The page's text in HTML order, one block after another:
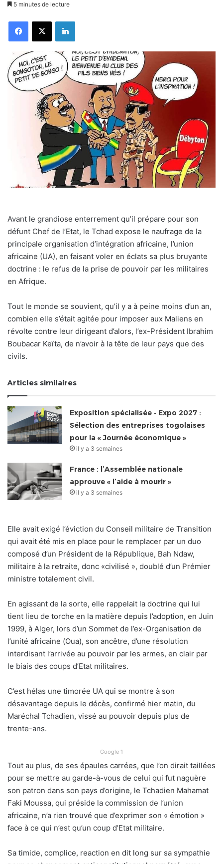
5 minutes de lecture
FacebookX Linkedin
Avant le grandiose enterrement qu’il prépare pour son
défunt Chef de l’Etat, le Tchad expose le naufrage de la
principale organisation d’intégration africaine, l’union
africaine (UA), en faisant voler en éclats sa plus bruyante
doctrine : le refus de la prise de pouvoir par les militaires
en Afrique.
Tout le monde se souvient, qu’il y a à peine moins d’un an,
combien elle s’était agitée pour imposer aux Maliens en
révolte contre leur dirigeant d’alors, l’ex-Président Ibrahim
Boubacar Keïta, de n’avoir à la tête de leur pays que des
civils.
Articles similaires
Exposition spécialisée • Expo 2027 :
Sélection des entreprises togolaises
pour la « Journée économique »
il y a 3 semaines
France : l’Assemblée nationale
approuve « l’aide à mourir »
il y a 3 semaines
Elle avait exigé l’éviction du Conseil militaire de Transition
qui avait été mis en place pour le remplacer par un duo
composé d’un Président de la République, Bah Ndaw,
militaire à la retraite, donc «civilisé », doublé d’un Prémier
ministre totalement civil.
En agissant de la sorte, elle rappelait la doctrine qui lui
tient lieu de torche en la matière depuis l’adoption, en Juin
1999, à Alger, lors d’un Sommet de l’ex-Organisation de
l’unité africaine (Oua), son ancêtre, d’une résolution
interdisant l’arrivée au pouvoir par les armes, en clair par
le biais des coups d’Etat militaires.
C’est hélas une timorée UA qui se montre à son
désavantage depuis le décès, confirmé hier matin, du
Maréchal Tchadien, vissé au pouvoir depuis plus de
trente-ans.
Google 1
Tout au plus, de ses épaules carrées, que l’on dirait taillées
pour se mettre au garde-à-vous de celui qui fut naguère
son patron dans son pays d’origine, le Tchadien Mahamat
Faki Moussa, qui préside la commission de l’union
africaine, n’a rien trouvé que d’exprimer son « émotion »
face à ce qui n’est qu’un coup d’Etat militaire.
Sa timide, complice, reaction en dit long sur sa sympathie